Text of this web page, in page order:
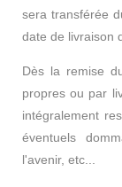
sera transférée
date de livraison
Dès la remise
propres ou par
intégralement
éventuels
l'avenir, etc...